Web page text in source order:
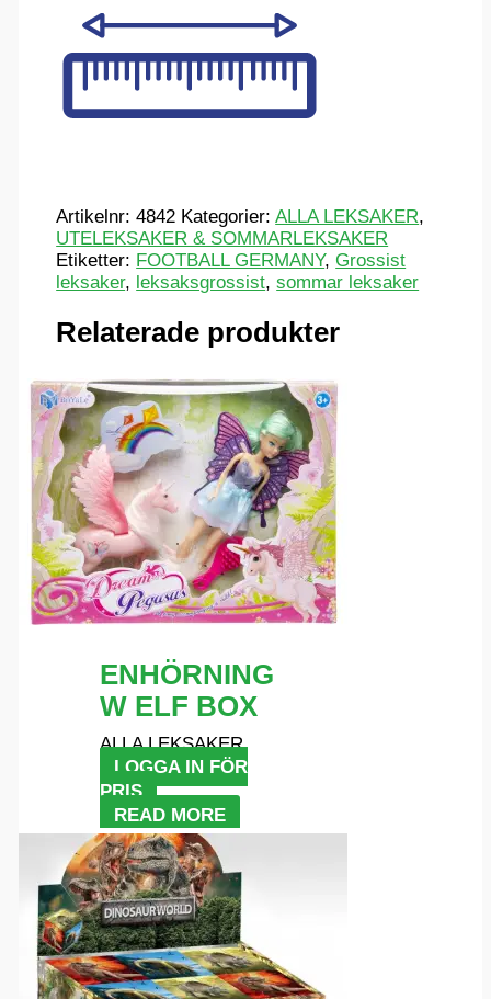
Artikelnr:4842 Kategorier:ALLA LEKSAKER,
UTELEKSAKER & SOMMARLEKSAKER
Etiketter: FOOTBALL GERMANY, Grossist
leksaker, leksaksgrossist,sommar leksaker
Relaterade produkter
ENHÖRNING
W ELF BOX
ALLA LEKSAKER
LOGGA IN FÖR
PRIS
READ MORE